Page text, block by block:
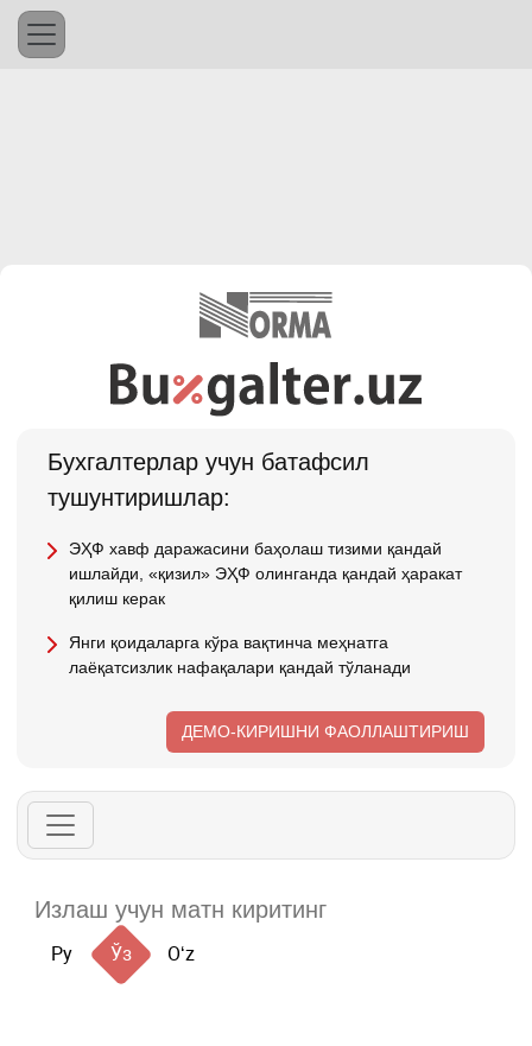
Бухгалтерлар учун батафсил
тушунтиришлар:
ЭҲФ хавф даражасини баҳолаш тизими қандай
ишлайди, «қизил» ЭҲФ олинганда қандай ҳаракат
қилиш керак
Янги қоидаларга кўра вақтинча меҳнатга
лаёқатсизлик нафақалари қандай тўланади
ДЕМО-КИРИШНИ ФАОЛЛАШТИРИШ
Ру Ўз Oʻz